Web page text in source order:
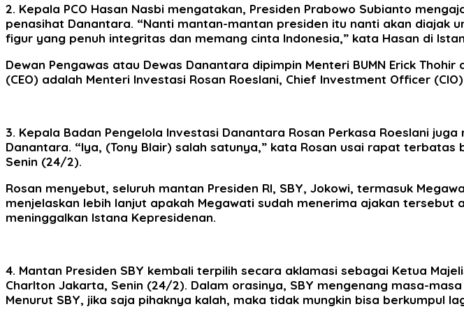
2. Kepala PCO Hasan Nasbi mengatakan, Presiden Prabowo Subianto
penasihat Danantara. “Nanti mantan-mantan presiden itu nanti akan
figur yang penuh integritas dan memang cinta Indonesia,” kata Hasan di
Dewan Pengawas atau Dewas Danantara dipimpin Menteri BUMN Erick
(CEO) adalah Menteri Investasi Rosan Roeslani, Chief Investment Officer
3. Kepala Badan Pengelola Investasi Danantara Rosan Perkasa Roeslani
Danantara. “Iya, (Tony Blair) salah satunya,” kata Rosan usai rapat
Senin (24/2).
Rosan menyebut, seluruh mantan Presiden RI, SBY, Jokowi, termasuk
menjelaskan lebih lanjut apakah Megawati sudah menerima ajakan
meninggalkan Istana Kepresidenan.
4. Mantan Presiden SBY kembali terpilih secara aklamasi sebagai Ketua
Charlton Jakarta, Senin (24/2). Dalam orasinya, SBY mengenang masa-
Menurut SBY, jika saja pihaknya kalah, maka tidak mungkin bisa berkumpul